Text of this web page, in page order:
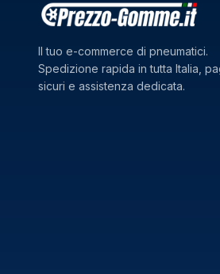
Il tuo e-commerce di pneumatici.
Spedizione rapida in tutta Italia,
sicuri e assistenza dedicata.